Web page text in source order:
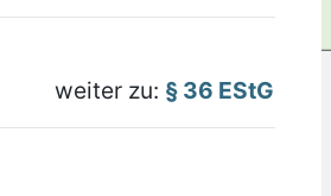
weiter zu: § 36 EStG